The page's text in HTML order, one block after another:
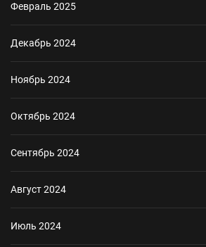
Февраль 2025
Декабрь 2024
Ноябрь 2024
Октябрь 2024
Сентябрь 2024
Август 2024
Июль 2024